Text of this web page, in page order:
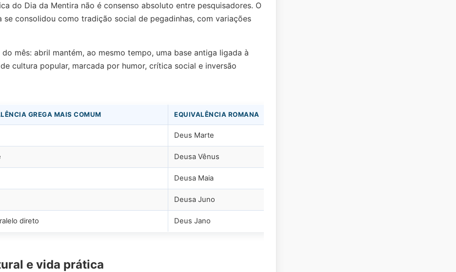
do Dia da Mentira não é consenso absoluto entre pesquisadores. O
consolidou como tradição social de pegadinhas, com variações
mês: abril mantém, ao mesmo tempo, uma base antiga ligada à
cultura popular, marcada por humor, crítica social e inversão
GREGA MAIS COMUM EQUIVALÊNCIA ROMANA
Deus Marte
Deusa Vênus
Deusa Maia
Deusa Juno
direto Deus Jano
e vida prática